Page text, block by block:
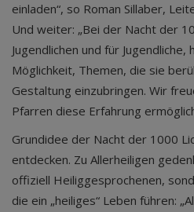
einladen“, so Roman Sillaber,
Und weiter: „Bei der Nacht der
Jugendlichen und für
Möglichkeit, Themen, die sie
Gestaltung einzubringen. Wir
Pfarren diese Erfahrung
Grundidee der Nacht der 1000
entdecken. Zu Allerheiligen
offiziell Heiliggesprochenen,
die ein „heiliges“ Leben führen: